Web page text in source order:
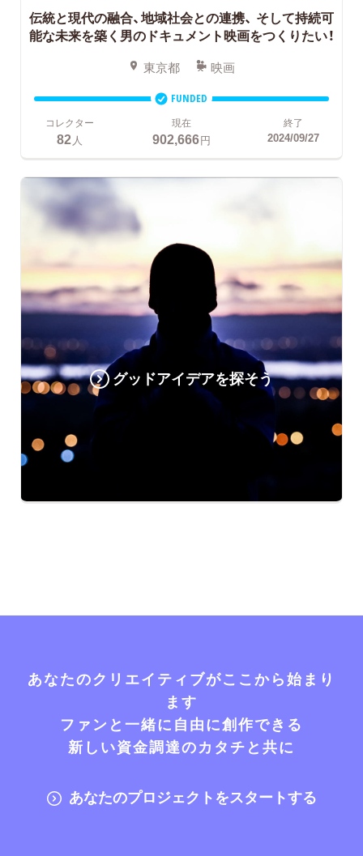
伝統と現代の融合、地域社会との連携、 そして持続可
能な未来を築く男のドキュメント映画をつくりたい！
東京都 映画
FUNDED
コレクター
82 人
現在
902,666円
終了
2024/09/27
グッドアイデアを探そう
あなたのクリエイティブがここから始まり
ます
ファンと一緒に自由に創作できる
新しい資金調達のカタチと共に
あなたのプロジェクトをスタートする